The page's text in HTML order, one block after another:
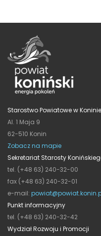
Starostwo Powiatowe w Koninie
Al. 1 Maja 9
62-510 Konin
Zobacz na mapie
Sekretariat Starosty
tel. (+48 63) 240-32-00
fax (+48 63) 240-32-01
e-mail:
Punkt informacyjny
tel. (+48 63) 240-32-42
Wydział Rozwoju i Promocji